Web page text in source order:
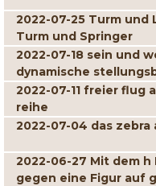
2022-07-25 Turm und
Turm und Springer
2022-07-18 sein und
dynamische
2022-07-11 freier flug
reihe
2022-07-04 das zebra
2022-06-27 Mit dem h
gegen eine Figur auf